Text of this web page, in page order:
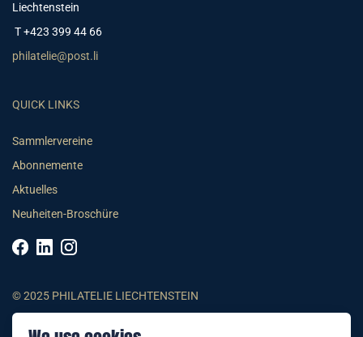
Liechtenstein
T +423 399 44 66
philatelie@post.li
QUICK LINKS
Sammlervereine
Abonnemente
Aktuelles
Neuheiten-Broschüre
© 2025 PHILATELIE LIECHTENSTEIN
AGB